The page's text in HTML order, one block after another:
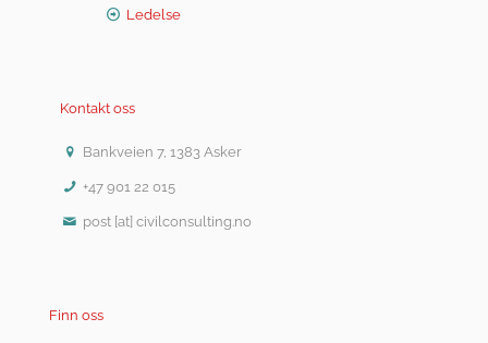
Ledelse
Kontakt oss
Bankveien 7, 1383 Asker
+47 901 22 015
post [at] civilconsulting.no
Finn oss